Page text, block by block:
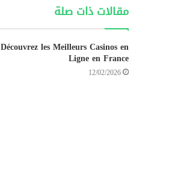
مقالات ذات صلة
Découvrez les Meilleurs Casinos en
Ligne en France
12/02/2026